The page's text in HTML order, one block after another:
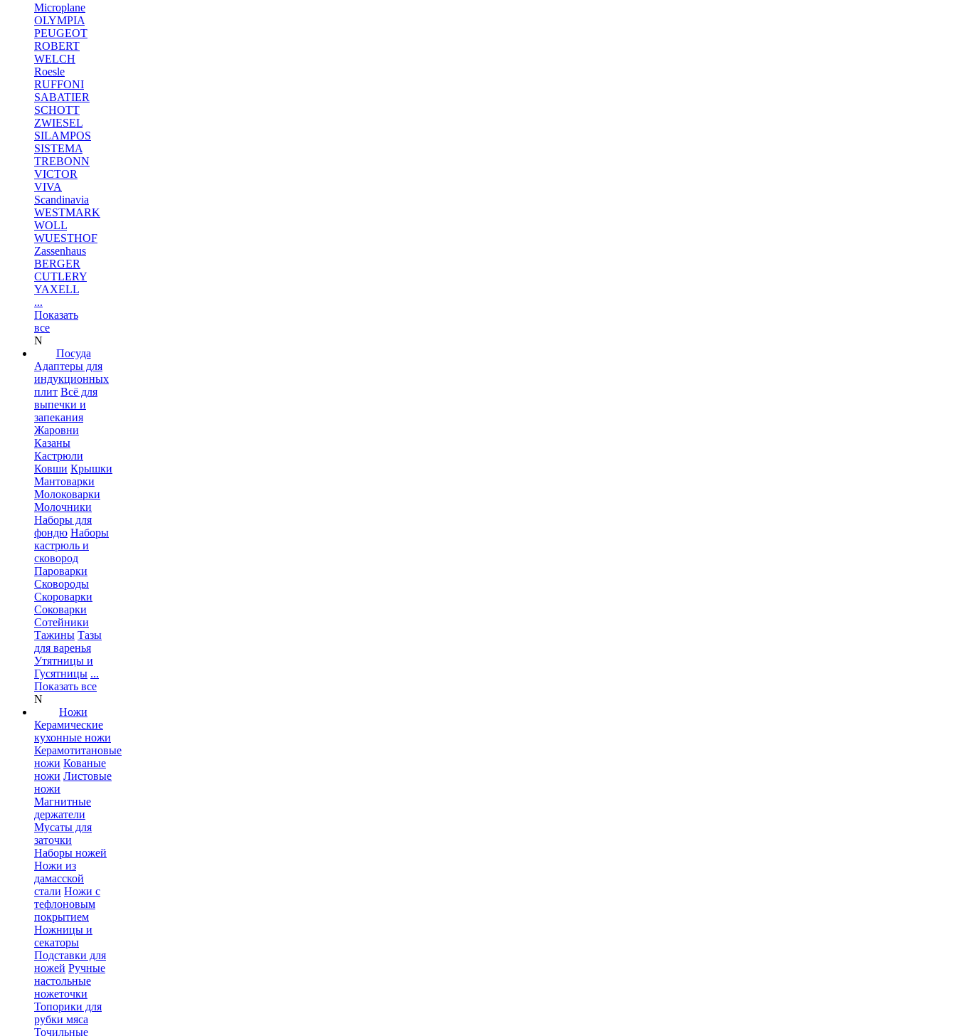
Microplane
OLYMPIA
PEUGEOT
ROBERT
WELCH
Roesle
RUFFONI
SABATIER
SCHOTT
ZWIESEL
SILAMPOS
SISTEMA
TREBONN
VICTOR
VIVA
Scandinavia
WESTMARK
WOLL
WUESTHOF
Zassenhaus
BERGER
CUTLERY
YAXELL
...
Показать
все
N
Посуда
Адаптеры для
индукционных
плит Всё для
выпечки и
запекания
Жаровни
Казаны
Кастрюли
Ковши Крышки
Мантоварки
Молоковарки
Молочники
Наборы для
фондю Наборы
кастрюль и
сковород
Пароварки
Сковороды
Скороварки
Соковарки
Сотейники
Тажины Тазы
для варенья
Утятницы и
Гусятницы ...
Показать все
N
Ножи
Керамические
кухонные ножи
Керамотитановые
ножи Кованые
ножи Листовые
ножи
Магнитные
держатели
Мусаты для
заточки
Наборы ножей
Ножи из
дамасской
стали Ножи с
тефлоновым
покрытием
Ножницы и
секаторы
Подставки для
ножей Ручные
настольные
ножеточки
Топорики для
рубки мяса
Точильные